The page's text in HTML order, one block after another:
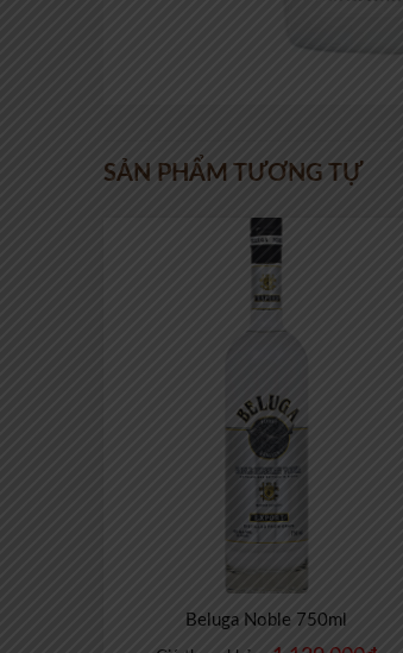
SẢN PHẨM TƯƠNG TỰ
Beluga Noble 750ml